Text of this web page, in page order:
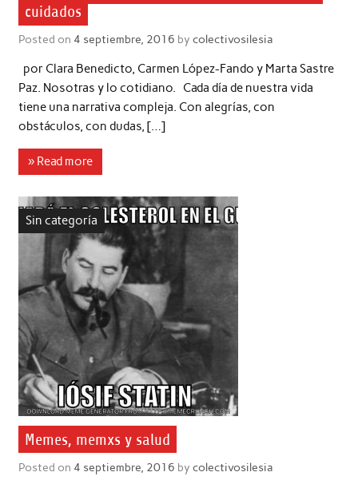
cuidados
Posted on 4 septiembre, 2016 by colectivosilesia
por Clara Benedicto, Carmen López-Fando y Marta Sastre
Paz. Nosotras y lo cotidiano. Cada día de nuestra vida
tiene una narrativa compleja. Con alegrías, con
obstáculos, con dudas, […]
» Read more
Sin categoría
Memes, memxs y salud
Posted on 4 septiembre, 2016 by colectivosilesia